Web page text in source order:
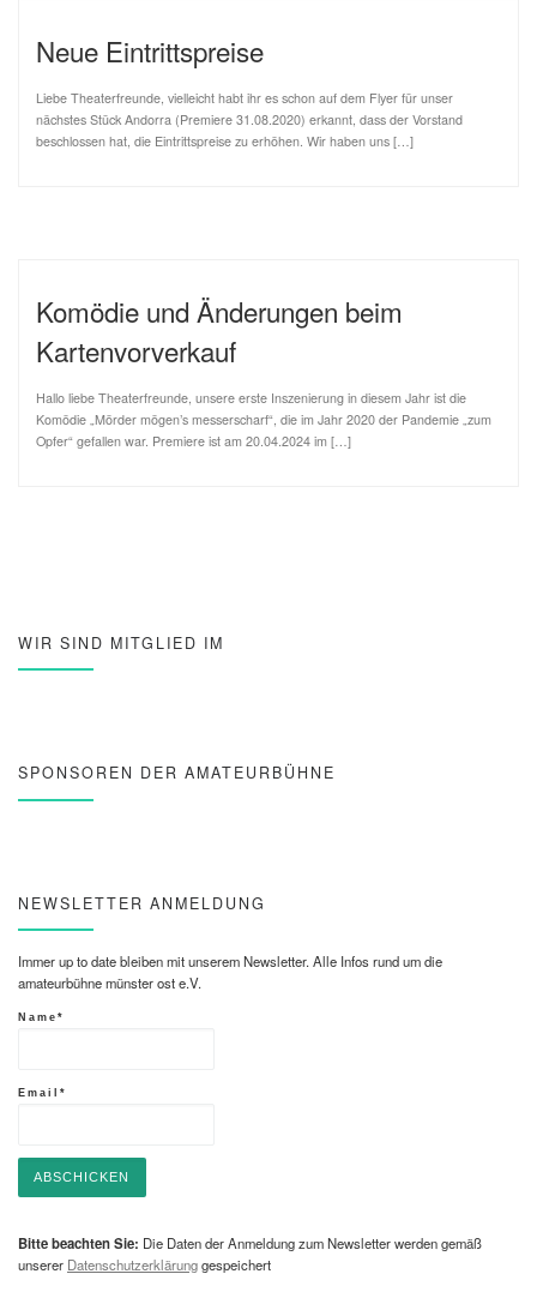
Neue Eintrittspreise
Liebe Theaterfreunde, vielleicht habt ihr es schon auf dem Flyer für unser
nächstes Stück Andorra (Premiere 31.08.2020) erkannt, dass der Vorstand
beschlossen hat, die Eintrittspreise zu erhöhen. Wir haben uns […]
Komödie und Änderungen beim
Kartenvorverkauf
Hallo liebe Theaterfreunde, unsere erste Inszenierung in diesem Jahr ist die
Komödie „Mörder mögen’s messerscharf“, die im Jahr 2020 der Pandemie „zum
Opfer“ gefallen war. Premiere ist am 20.04.2024 im […]
WIR SIND MITGLIED IM
SPONSOREN DER AMATEURBÜHNE
NEWSLETTER ANMELDUNG
Immer up to date bleiben mit unserem Newsletter. Alle Infos rund um die
amateurbühne münster ost e.V.
Name*
Email*
Bitte beachten Sie: Die Daten der Anmeldung zum Newsletter werden gemäß
unserer Datenschutzerklärunggespeichert